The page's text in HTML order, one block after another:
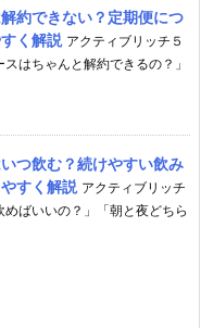
約できない？定期便につ
く解説 アクティブリッチ５
はちゃんと解約できるの？」
つ飲む？続けやすい飲み
すく解説 アクティブリッチ
ばいいの？」「朝と夜どちら